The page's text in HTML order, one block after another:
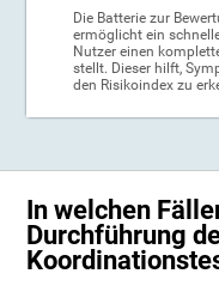
Die Batterie zur
ermöglicht ein
Nutzer einen
stellt. Dieser hilft,
den Risikoindex zu
In welchen
Durchführung